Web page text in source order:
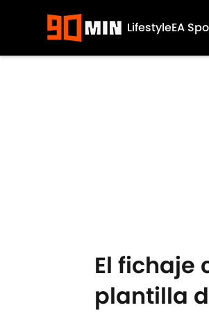
LifestyleEA
El fichaje
plantilla